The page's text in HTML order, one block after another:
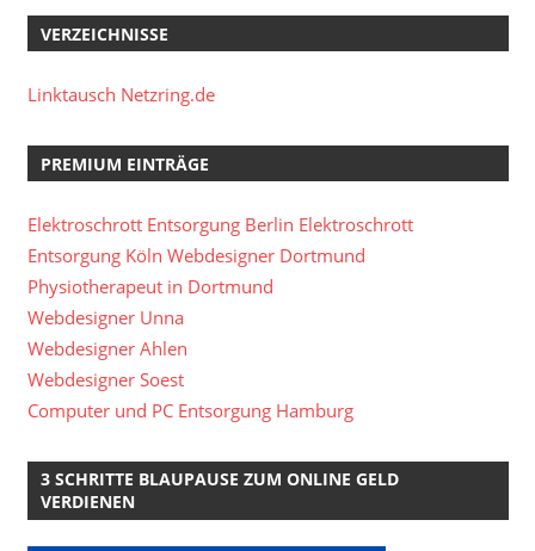
VERZEICHNISSE
Linktausch Netzring.de
PREMIUM EINTRÄGE
Elektroschrott Entsorgung Berlin Elektroschrott
Entsorgung Köln Webdesigner Dortmund
Physiotherapeut in Dortmund
Webdesigner Unna
Webdesigner Ahlen
Webdesigner Soest
Computer und PC Entsorgung Hamburg
3 SCHRITTE BLAUPAUSE ZUM ONLINE GELD
VERDIENEN